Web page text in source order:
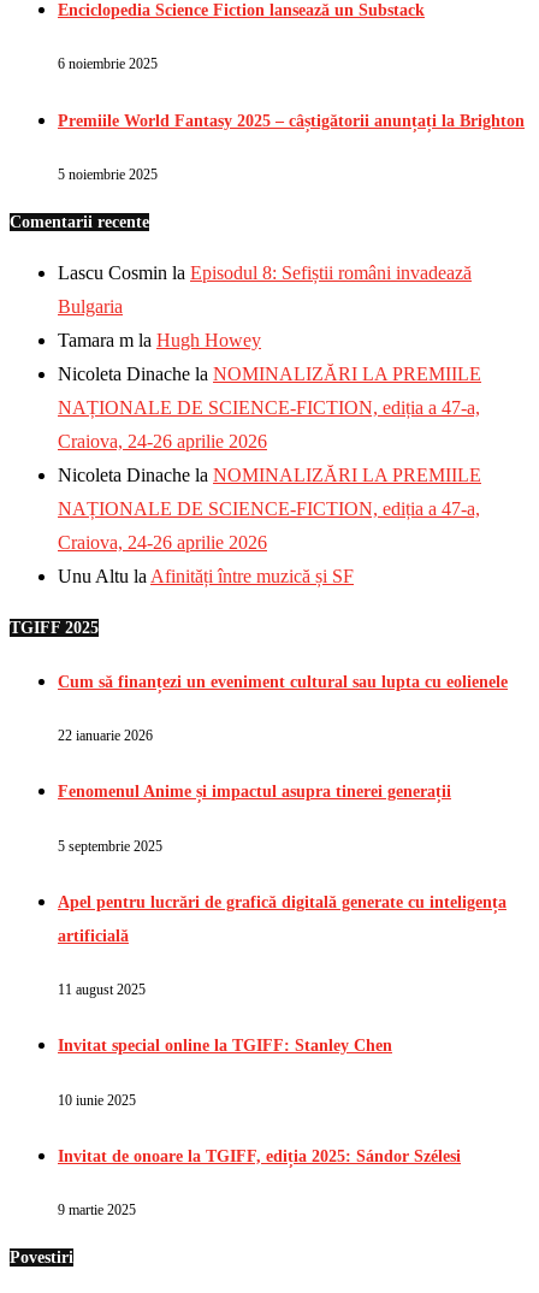
Enciclopedia Science Fiction lansează un Substack
6 noiembrie 2025
Premiile World Fantasy 2025 – câștigătorii anunțați la Brighton
5 noiembrie 2025
Comentarii recente
Lascu Cosmin la Episodul 8: Sefiștii români invadează
Bulgaria
Tamara m la Hugh Howey
Nicoleta Dinache la NOMINALIZĂRI LA PREMIILE
NAȚIONALE DE SCIENCE-FICTION, ediția a 47-a,
Craiova, 24-26 aprilie 2026
Nicoleta Dinache la NOMINALIZĂRI LA PREMIILE
NAȚIONALE DE SCIENCE-FICTION, ediția a 47-a,
Craiova, 24-26 aprilie 2026
Unu Altu la Afinități între muzică și SF
TGIFF 2025
Cum să finanțezi un eveniment cultural sau lupta cu eolienele
22 ianuarie 2026
Fenomenul Anime și impactul asupra tinerei generații
5 septembrie 2025
Apel pentru lucrări de grafică digitală generate cu inteligența
artificială
11 august 2025
Invitat special online la TGIFF: Stanley Chen
10 iunie 2025
Invitat de onoare la TGIFF, ediția 2025: Sándor Szélesi
9 martie 2025
Povestiri